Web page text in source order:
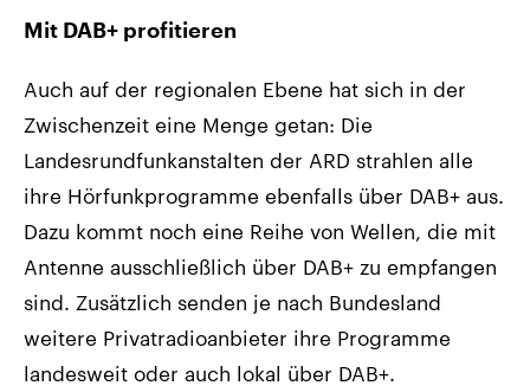
Mit DAB+ profitieren
Auch auf der regionalen Ebene hat sich in der
Zwischenzeit eine Menge getan: Die
Landesrundfunkanstalten der ARD strahlen alle
ihre Hörfunkprogramme ebenfalls über DAB+ aus.
Dazu kommt noch eine Reihe von Wellen, die mit
Antenne ausschließlich über DAB+ zu empfangen
sind. Zusätzlich senden je nach Bundesland
weitere Privatradioanbieter ihre Programme
landesweit oder auch lokal über DAB+.